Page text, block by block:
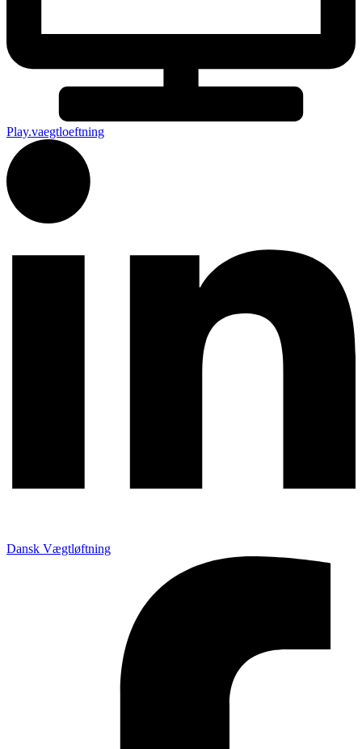
Play.vaegtloeftning
Dansk Vægtløftning